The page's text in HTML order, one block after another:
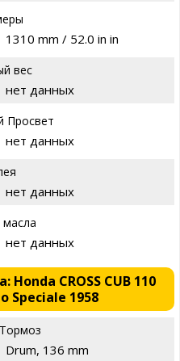
1310 mm / 52.0 in in
вес
нет данных
Просвет
нет данных
нет данных
нет данных
CROSS CUB 110
Speciale 1958
Drum, 136 mm